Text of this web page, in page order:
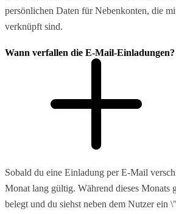
persönlichen Daten für Nebenkonten, die
verknüpft sind.
Wann verfallen die E-Mail-Einladungen?
Sobald du eine Einladung per E-Mail
Monat lang gültig. Während dieses Monats
belegt und du siehst neben dem Nutzer ein